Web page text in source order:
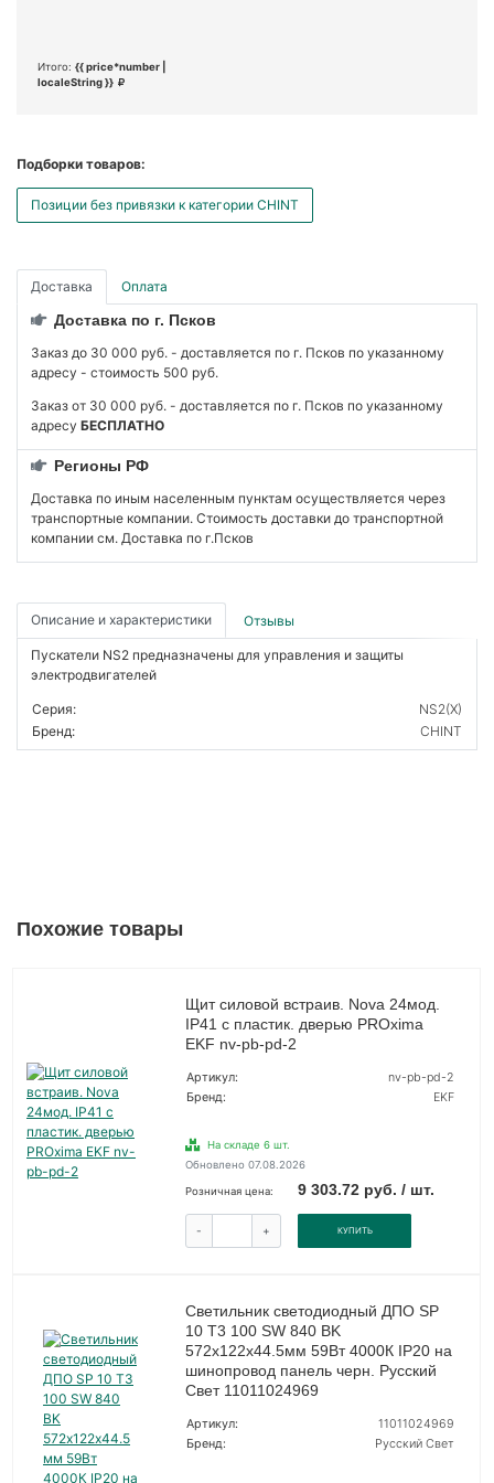
Итого: {{ price*number |
localeString }}
Подборки товаров:
Позиции без привязки к категории CHINT
Доставка Оплата
Доставка по г. Псков
Заказ до 30 000 руб. - доставляется по г. Псков по указанному
адресу - стоимость 500 руб.
Заказ от 30 000 руб. - доставляется по г. Псков по указанному
адресу БЕСПЛАТНО
Регионы РФ
Доставка по иным населенным пунктам осуществляется через
транспортные компании. Стоимость доставки до транспортной
компании см. Доставка по г.Псков
Описание и характеристики Отзывы
Пускатели NS2 предназначены для управления и защиты
электродвигателей
Серия:
NS2(X)
Бренд:
CHINT
Похожие товары
Щит силовой встраив. Nova 24мод.
IP41 с пластик. дверью PROxima
EKF nv-pb-pd-2
Артикул:
nv-pb-pd-2
Бренд:
EKF
На складе 6 шт.
Обновлено 07.08.2026
Розничная цена: 9 303.72 руб. / шт.
- + КУПИТЬ
Светильник светодиодный ДПО SP
10 T3 100 SW 840 BK
572х122х44.5мм 59Вт 4000К IP20 на
шинопровод панель черн. Русский
Свет 11011024969
Артикул:
11011024969
Бренд:
Русский Свет